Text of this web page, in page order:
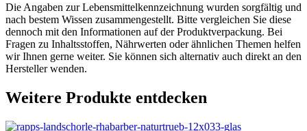
Die Angaben zur Lebensmittelkennzeichnung wurden sorgfältig und
nach bestem Wissen zusammengestellt. Bitte vergleichen Sie diese
dennoch mit den Informationen auf der Produktverpackung. Bei
Fragen zu Inhaltsstoffen, Nährwerten oder ähnlichen Themen helfen
wir Ihnen gerne weiter. Sie können sich alternativ auch direkt an den
Hersteller wenden.
Weitere Produkte entdecken